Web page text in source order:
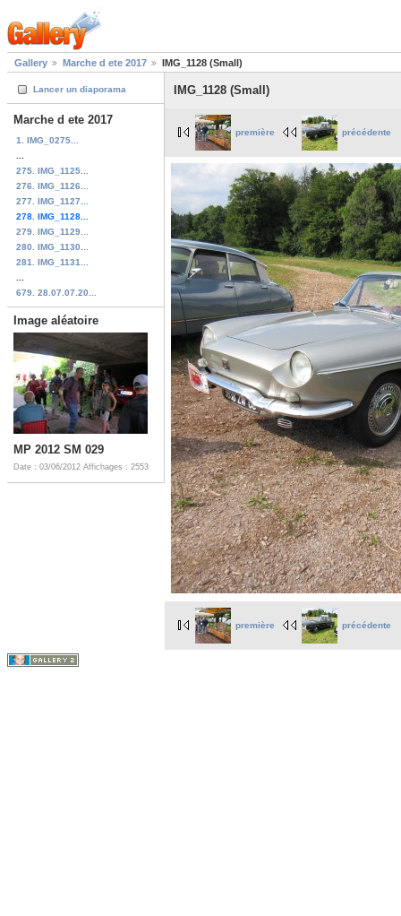
Gallery Marche d ete 2017 IMG_1128 (Small)
Lancer un diaporama
Marche d ete 2017
1. IMG_0275...
275. IMG_1125...
276. IMG_1126...
277. IMG_1127...
278. IMG_1128...
279. IMG_1129...
280. IMG_1130...
281. IMG_1131...
679. 28.07.07.20...
Image aléatoire
MP 2012 SM 029
Date : 03/06/2012 Affichages : 2553
IMG_1128 (Small)
première précédente
première précédente